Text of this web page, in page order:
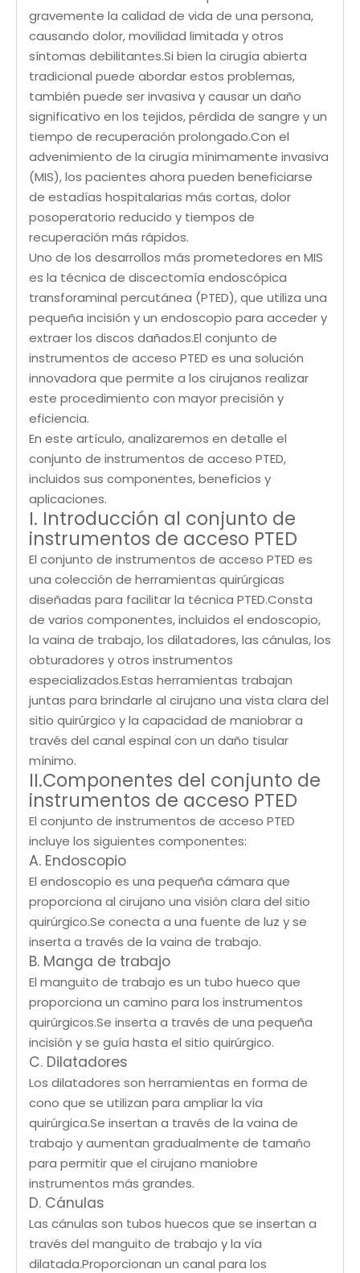
gravemente la calidad de vida de una persona,
causando dolor, movilidad limitada y otros
síntomas debilitantes.Si bien la cirugía abierta
tradicional puede abordar estos problemas,
también puede ser invasiva y causar un daño
significativo en los tejidos, pérdida de sangre y un
tiempo de recuperación prolongado.Con el
advenimiento de la cirugía mínimamente invasiva
(MIS), los pacientes ahora pueden beneficiarse
de estadías hospitalarias más cortas, dolor
posoperatorio reducido y tiempos de
recuperación más rápidos.
Uno de los desarrollos más prometedores en MIS
es la técnica de discectomía endoscópica
transforaminal percutánea (PTED), que utiliza una
pequeña incisión y un endoscopio para acceder y
extraer los discos dañados.El conjunto de
instrumentos de acceso PTED es una solución
innovadora que permite a los cirujanos realizar
este procedimiento con mayor precisión y
eficiencia.
En este artículo, analizaremos en detalle el
conjunto de instrumentos de acceso PTED,
incluidos sus componentes, beneficios y
aplicaciones.
I. Introducción al conjunto de
instrumentos de acceso PTED
El conjunto de instrumentos de acceso PTED es
una colección de herramientas quirúrgicas
diseñadas para facilitar la técnica PTED.Consta
de varios componentes, incluidos el endoscopio,
la vaina de trabajo, los dilatadores, las cánulas, los
obturadores y otros instrumentos
especializados.Estas herramientas trabajan
juntas para brindarle al cirujano una vista clara del
sitio quirúrgico y la capacidad de maniobrar a
través del canal espinal con un daño tisular
mínimo.
II.Componentes del conjunto de
instrumentos de acceso PTED
El conjunto de instrumentos de acceso PTED
incluye los siguientes componentes:
A. Endoscopio
El endoscopio es una pequeña cámara que
proporciona al cirujano una visión clara del sitio
quirúrgico.Se conecta a una fuente de luz y se
inserta a través de la vaina de trabajo.
B. Manga de trabajo
El manguito de trabajo es un tubo hueco que
proporciona un camino para los instrumentos
quirúrgicos.Se inserta a través de una pequeña
incisión y se guía hasta el sitio quirúrgico.
C. Dilatadores
Los dilatadores son herramientas en forma de
cono que se utilizan para ampliar la vía
quirúrgica.Se insertan a través de la vaina de
trabajo y aumentan gradualmente de tamaño
para permitir que el cirujano maniobre
instrumentos más grandes.
D. Cánulas
Las cánulas son tubos huecos que se insertan a
través del manguito de trabajo y la vía
dilatada.Proporcionan un canal para los